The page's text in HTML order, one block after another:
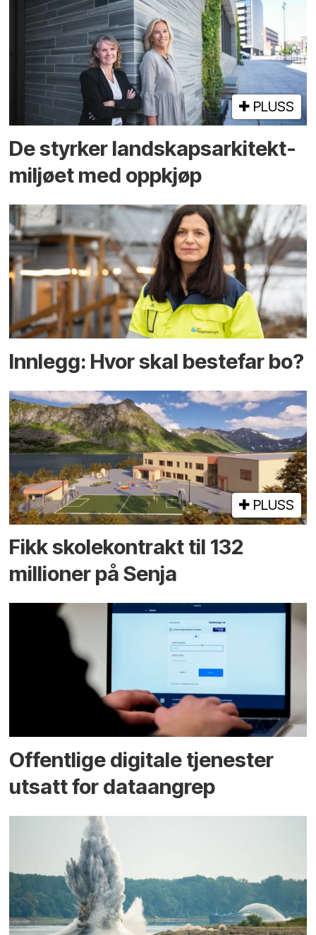
PLUSS
De styrker landskaps­arkitekt­
miljøet med oppkjøp
Innlegg: Hvor skal bestefar bo?
PLUSS
Fikk skole­kontrakt til 132
millioner på Senja
Offentlige digitale tjenester
utsatt for dataangrep